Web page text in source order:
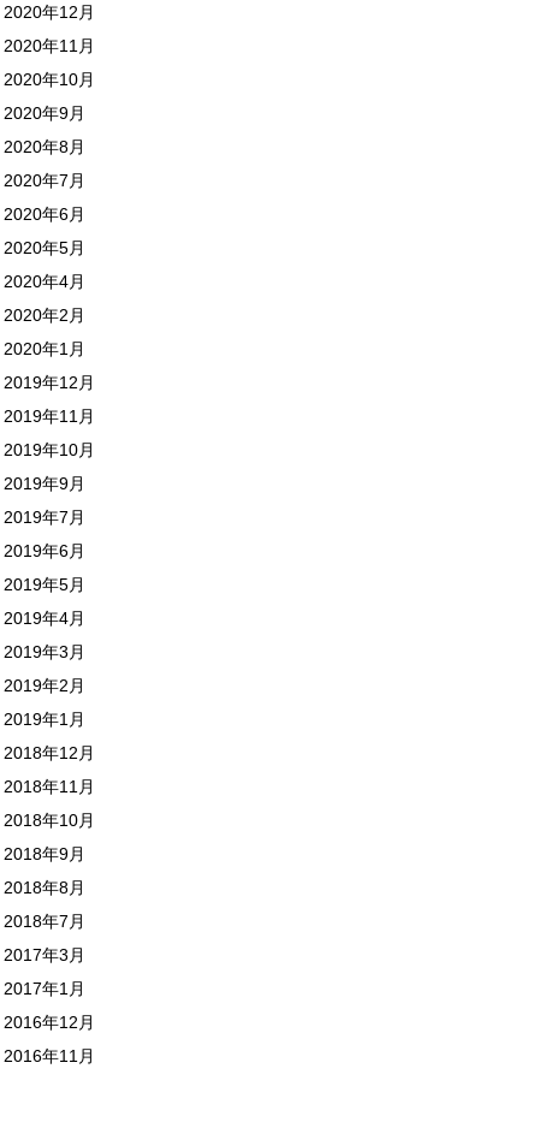
2020年12月
2020年11月
2020年10月
2020年9月
2020年8月
2020年7月
2020年6月
2020年5月
2020年4月
2020年2月
2020年1月
2019年12月
2019年11月
2019年10月
2019年9月
2019年7月
2019年6月
2019年5月
2019年4月
2019年3月
2019年2月
2019年1月
2018年12月
2018年11月
2018年10月
2018年9月
2018年8月
2018年7月
2017年3月
2017年1月
2016年12月
2016年11月